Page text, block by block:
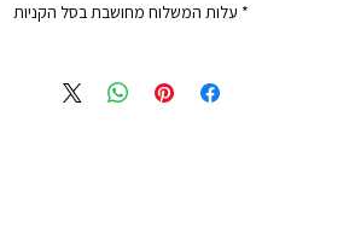
* עלות המשלוח מחושבת בסל הקניות